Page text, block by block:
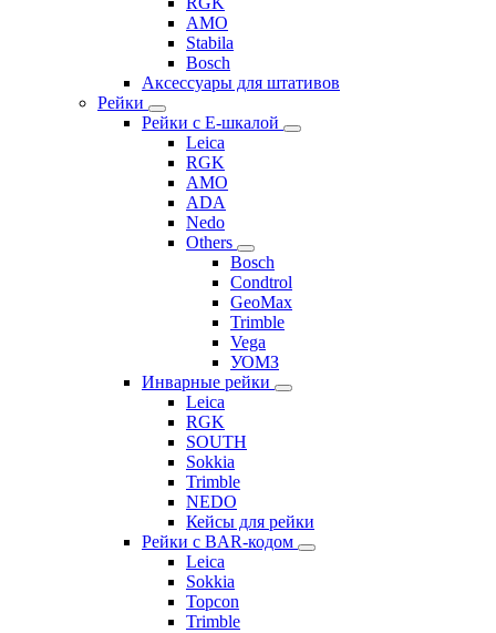
AMO
Stabila
Bosch
Аксессуары для штативов
Рейки
Рейки с Е-шкалой
Leica
RGK
AMO
ADA
Nedo
Others
Bosch
Condtrol
GeoMax
Trimble
Vega
УОМЗ
Инварные рейки
Leica
RGK
SOUTH
Sokkia
Trimble
NEDO
Кейсы для рейки
Рейки с BAR-кодом
Leica
Sokkia
Topcon
Trimble